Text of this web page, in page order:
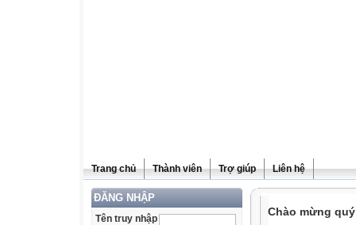
Trang chủ Thành viên Trợ giúp Liên hệ
ĐĂNG NHẬP
Tên truy nhập
Chào mừng